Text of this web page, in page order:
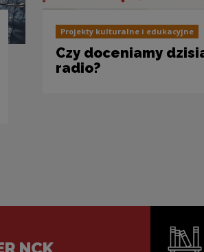
Projekty kulturalne i edukacyjne
Czy doceniamy
radio?